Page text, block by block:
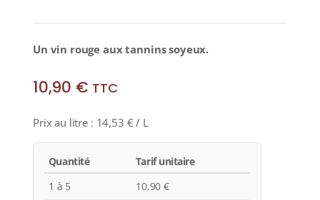
Un vin rouge aux tannins soyeux.
10,90 € TTC
Prix au litre : 14,53 € / L
Quantité
Tarif unitaire
1 à 5
10,90€